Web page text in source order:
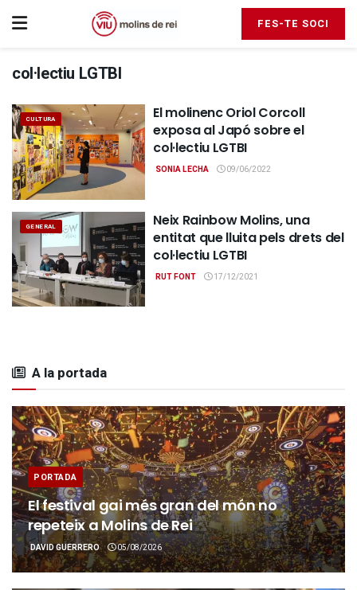
FES-TE SOCI
col·lectiu LGTBI
CULTURA
El molinenc Oriol Corcoll
exposa al Japó sobre el
col·lectiu LGTBI
SONIA LECHA 09/06/2022
GENERAL
Neix Rainbow Molins, una
entitat que lluita pels drets del
col·lectiu LGTBI
RUT FONT 17/12/2021
A la portada
PORTADA
El festival gai més gran del món no
repeteix a Molins de Rei
DAVID GUERRERO 05/08/2026